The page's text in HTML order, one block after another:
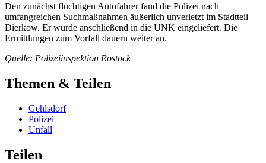
Den zunächst flüchtigen Autofahrer fand die Polizei nach
umfangreichen Suchmaßnahmen äußerlich unverletzt im Stadtteil
Dierkow. Er wurde anschließend in die UNK eingeliefert. Die
Ermittlungen zum Vorfall dauern weiter an.
Quelle: Polizeiinspektion Rostock
Themen & Teilen
Gehlsdorf
Polizei
Unfall
Teilen